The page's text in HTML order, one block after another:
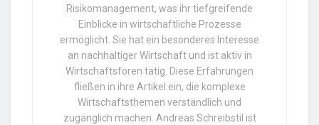
Risikomanagement, was ihr tiefgreifende
Einblicke in wirtschaftliche Prozesse
ermöglicht. Sie hat ein besonderes Interesse
an nachhaltiger Wirtschaft und ist aktiv in
Wirtschaftsforen tätig. Diese Erfahrungen
fließen in ihre Artikel ein, die komplexe
Wirtschaftsthemen verständlich und
zugänglich machen. Andreas Schreibstil ist